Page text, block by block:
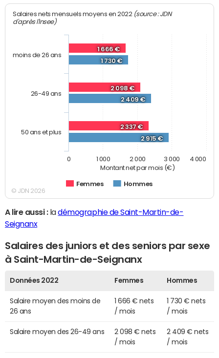
Montant net par mois (€)
Salaires nets mensuels moyens en 2022 (source : JDN
d'après l'Insee)
1 666 €
2 098 €
2 337 €
1 730 €
2 409 €
2 915 €
Femmes Hommes
moins de 26 ans
26-49 ans
50 ans et plus
0 1 000 2 000 3 000 4 000
© JDN 2026
A lire aussi :ladémographie de Saint-Martin-de-
Seignanx
Salaires des juniors et des seniors par sexe
à Saint-Martin-de-Seignanx
Données 2022 Femmes Hommes
Salaire moyen des moins de
26 ans
1 666 € nets
/ mois
1 730 € nets
/ mois
Salaire moyen des 26-49 ans
2 098 € nets
/ mois
2 409 € nets
/ mois